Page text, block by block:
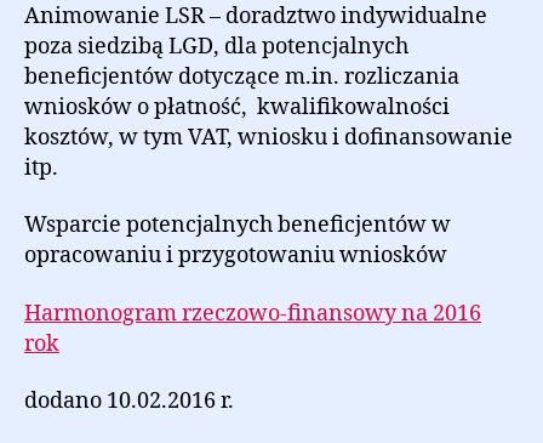
Animowanie LSR – doradztwo indywidualne
poza siedzibą LGD, dla potencjalnych
beneficjentów dotyczące m.in. rozliczania
wniosków o płatność, kwalifikowalności
kosztów, w tym VAT, wniosku i dofinansowanie
itp.
Wsparcie potencjalnych beneficjentów w
opracowaniu i przygotowaniu wniosków
Harmonogram rzeczowo-finansowy na 2016
rok
dodano 10.02.2016 r.